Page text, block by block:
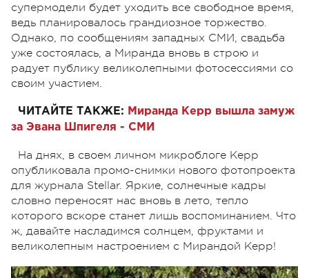
супермодели будет уходить все свободное время,
ведь планировалось грандиозное торжество.
Однако, по сообщениям западных СМИ, свадьба
уже состоялась, а Миранда вновь в строю и
радует публику великолепными фотосессиями со
своим участием.
ЧИТАЙТЕ ТАКЖЕ: Миранда Керр вышла замуж
за Эвана Шпигеля - СМИ
На днях, в своем личном микроблоге Керр
опубликовала промо-снимки нового фотопроекта
для журнала Stellar. Яркие, солнечные кадры
словно переносят нас вновь в лето, тепло
которого вскоре станет лишь воспоминанием. Что
ж, давайте насладимся солнцем, фруктами и
великолепным настроением с Мирандой Керр!